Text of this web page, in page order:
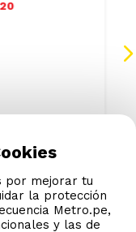
20
por mejorar tu
la protección
Metro.pe,
y las de